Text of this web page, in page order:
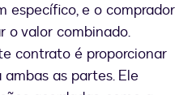
específico, e o comprador
o valor combinado.
contrato é proporcionar
as partes. Ele